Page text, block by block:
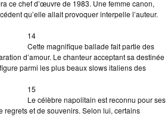
ce chef d’œuvre de 1983. Une femme canon,
qu’elle allait provoquer interpelle l’auteur.
14
Cette magnifique ballade fait partie des
d’amour. Le chanteur acceptant sa destinée
parmi les plus beaux slows italiens des
15
Le célèbre napolitain est reconnu pour ses
et de souvenirs. Selon lui, certains